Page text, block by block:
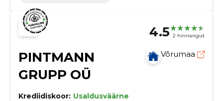
4.5 2 hinnangut
PINTMANN
GRUPP OÜ
Võrumaa
Krediidiskoor: Usaldusväärne